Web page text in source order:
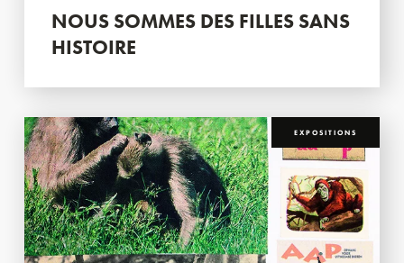
NOUS SOMMES DES FILLES SANS
HISTOIRE
EXPOSITIONS